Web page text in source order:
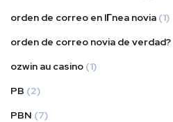
orden de correo en lГ­nea novia (1)
orden de correo novia de verdad?
ozwin au casino (1)
PB (2)
PBN (7)